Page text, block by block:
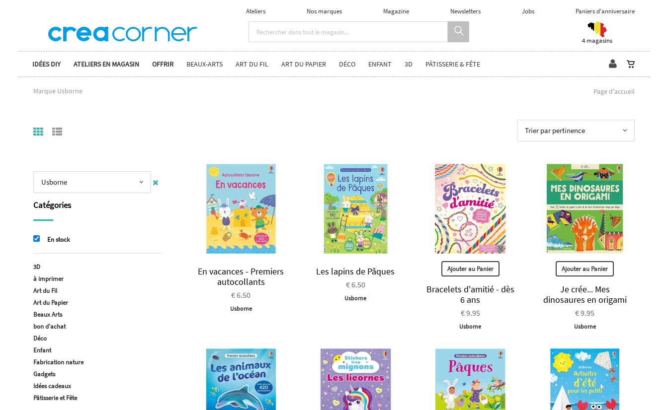
Ateliers Nos marques Magazine Newsletters Jobs Paniers d'anniversaire
4 magasins
IDÉES DIY ATELIERS EN MAGASIN OFFRIR BEAUX-ARTS ART DU FIL ART DU PAPIER DÉCO ENFANT 3D PÂTISSERIE & FÊTE
Marque Usborne Page d'accueil
Trier par pertinence
En vacances - Premiers
autocollants
€ 6.50
Usborne
Les lapins de Pâques
€ 6.50
Usborne
Ajouter au Panier
Bracelets d'amitié - dès
6 ans
€ 9.95
Usborne
Ajouter au Panier
Je crée... Mes
dinosaures en origami
€ 9.95
Usborne
Usborne
Catégories
En stock
3D
à imprimer
Art du Fil
Art du Papier
Beaux Arts
bon d'achat
Déco
Enfant
Fabrication nature
Gadgets
Idées cadeaux
Pâtisserie et Fête